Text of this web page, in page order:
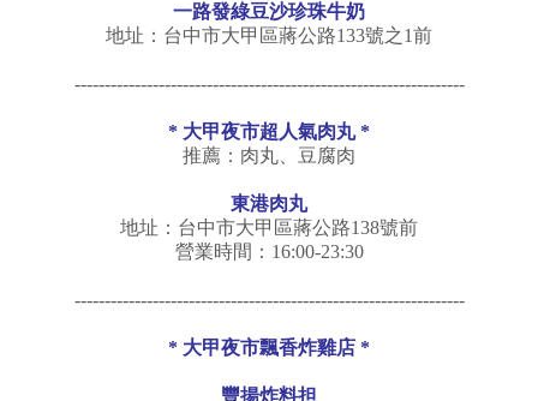
一路發綠豆沙珍珠牛奶
地址：台中市大甲區蔣公路133號之1前
-----------------------------------------------------------------
* 大甲夜市超人氣肉丸*
推薦：肉丸、豆腐肉
東港肉丸
地址：台中市大甲區蔣公路138號前
營業時間：16:00-23:30
-----------------------------------------------------------------
* 大甲夜市飄香炸雞店 *
豐揚炸料担